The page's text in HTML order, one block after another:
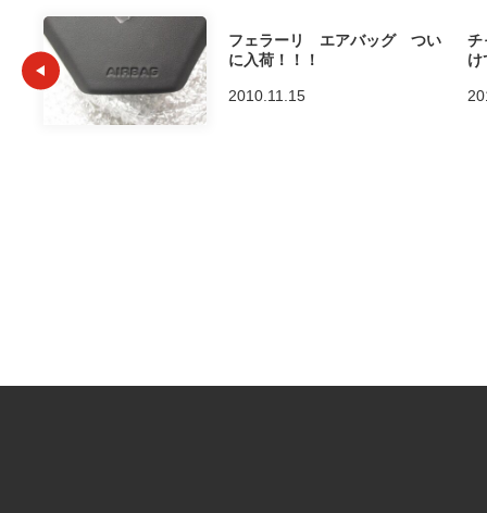
フェラーリ エアバッグ つい
に入荷！！！
2010.11.15
チ
け